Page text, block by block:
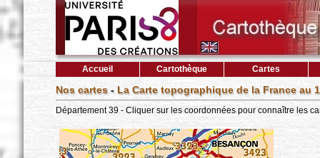
Accueil Cartothèque Cartes
Nos cartes- La Carte topographique de la France au
Département 39 - Cliquer sur les coordonnées pour connaître les